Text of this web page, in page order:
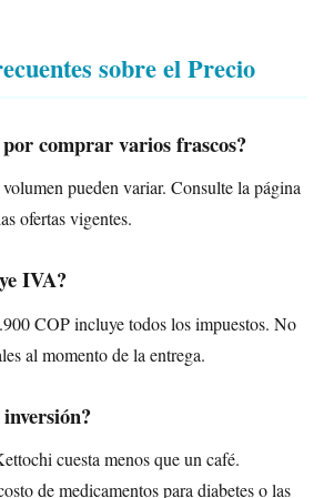
sobre el Precio
por comprar varios frascos?
pueden variar. Consulte la página
ofertas vigentes.
IVA?
COP incluye todos los impuestos. No
al momento de la entrega.
cuesta menos que un café.
de medicamentos para diabetes o las